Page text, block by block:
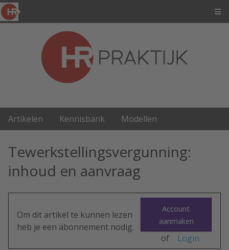
Artikelen Kennisbank Modellen
Tewerkstellingsvergunning:
inhoud en aanvraag
Om dit artikel te kunnen lezen
heb je een abonnement nodig.
Account
aanmaken
of Login